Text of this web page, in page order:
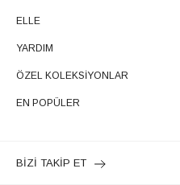
ELLE
YARDIM
ÖZEL KOLEKSİYONLAR
EN POPÜLER
BİZİ TAKİP ET